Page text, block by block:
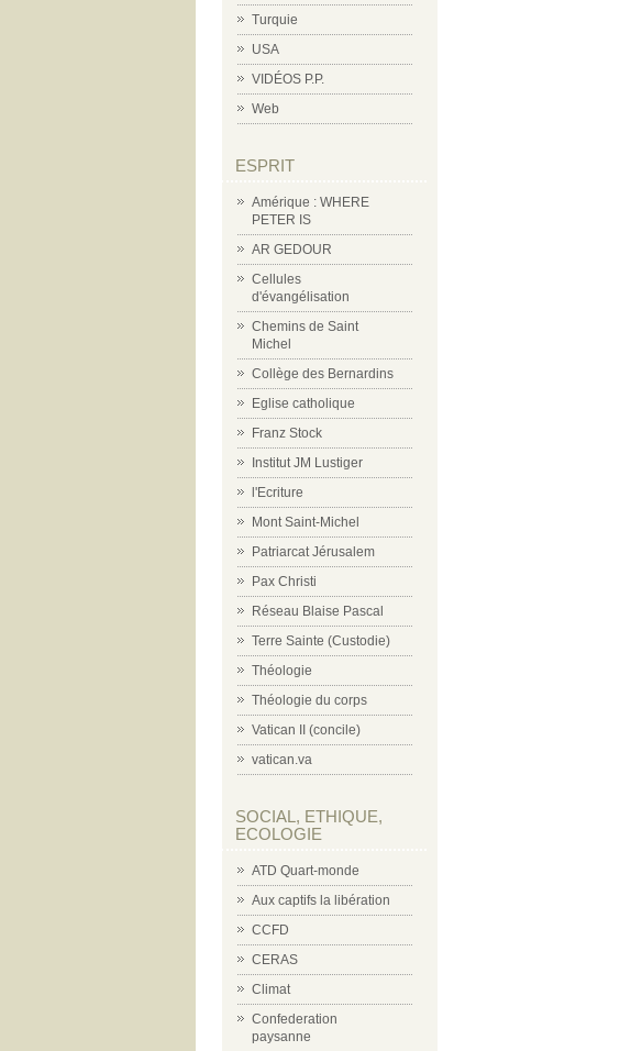
Turquie
USA
VIDÉOS P.P.
Web
ESPRIT
Amérique : WHERE
PETER IS
AR GEDOUR
Cellules
d'évangélisation
Chemins de Saint
Michel
Collège des Bernardins
Eglise catholique
Franz Stock
Institut JM Lustiger
l'Ecriture
Mont Saint-Michel
Patriarcat Jérusalem
Pax Christi
Réseau Blaise Pascal
Terre Sainte (Custodie)
Théologie
Théologie du corps
Vatican II (concile)
vatican.va
SOCIAL, ETHIQUE,
ECOLOGIE
ATD Quart-monde
Aux captifs la libération
CCFD
CERAS
Climat
Confederation
paysanne